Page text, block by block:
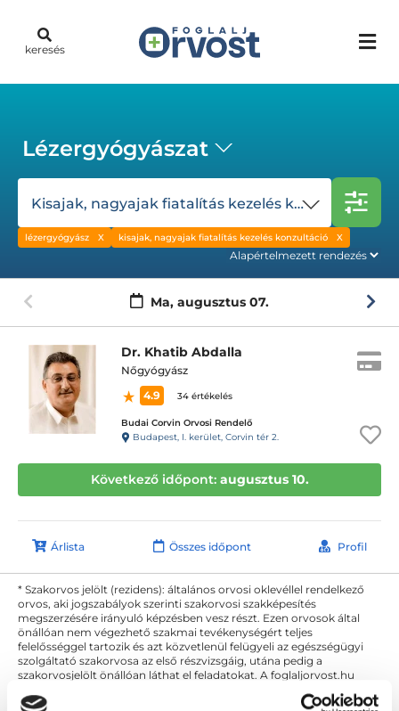
keresés
Lézergyógyászat
Kisajak, nagyajak fiatalítás kezelés konzultáció
lézergyógyász kisajak, nagyajak fiatalítás kezelés konzultáció
Ma, augusztus 07.
Dr. Khatib Abdalla
Nőgyógyász
4.9
34 értékelés
Budai Corvin Orvosi Rendelő
Budapest, I. kerület, Corvin tér 2.
Következő időpont: augusztus 10.
Árlista Összes időpont Profil
* Szakorvos jelölt (rezidens): általános orvosi oklevéllel rendelkező
orvos, aki jogszabályok szerinti szakorvosi szakképesítés
megszerzésére irányuló képzésben vesz részt. Ezen orvosok által
önállóan nem végezhető szakmai tevékenységért teljes
felelősséggel tartozik és azt közvetlenül felügyeli az egészségügyi
szolgáltató szakorvosa az első részvizsgáig, utána pedig a
szakorvosjelölt önállóan láthat el feladatokat. A foglaljorvost.hu
és szakorvosjelölt esetén.